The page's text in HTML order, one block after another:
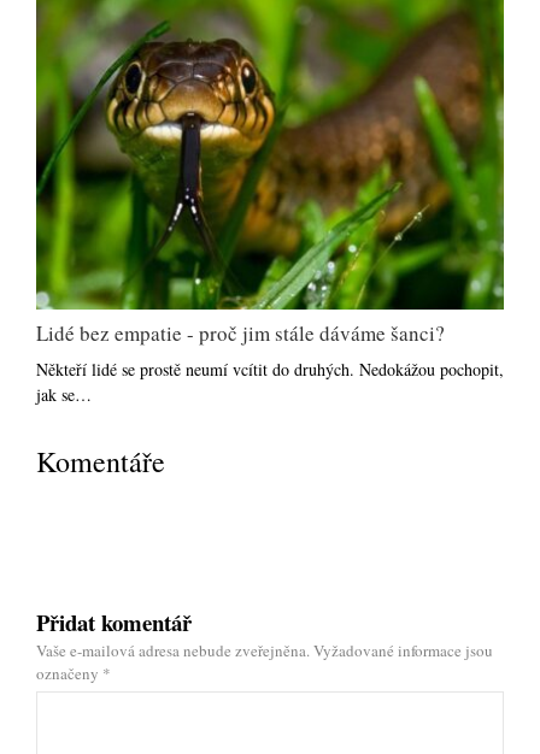
Lidé bez empatie - proč jim stále dáváme šanci?
Někteří lidé se prostě neumí vcítit do druhých. Nedokážou pochopit,
jak se…
Komentáře
Přidat komentář
Vaše e-mailová adresa nebude zveřejněna. Vyžadované informace jsou
označeny *